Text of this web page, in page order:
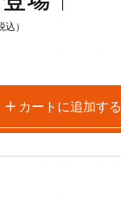
込）
カートに追加する